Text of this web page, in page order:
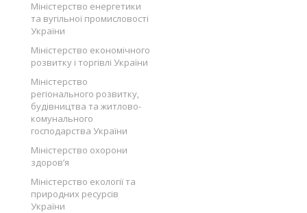
Міністерство енергетики
та вугільної промисловості
України
Міністерство економічного
розвитку і торгівлі України
Міністерство
регіонального розвитку,
будівництва та житлово-
комунального
господарства України
Міністерство охорони
здоров’я
Міністерство екології та
природних ресурсів
України